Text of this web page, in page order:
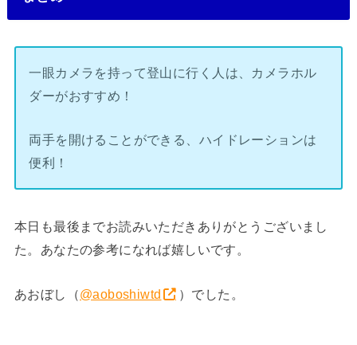
一眼カメラを持って登山に行く人は、カメラホル
ダーがおすすめ！
両手を開けることができる、ハイドレーションは
便利！
本日も最後までお読みいただきありがとうございまし
た。あなたの参考になれば嬉しいです。
あおぼし （@aoboshiwtd ）でした。